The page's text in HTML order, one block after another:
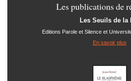
Les publications de
Les Seuils de la
Editions Parole et Silence et
En savoir plus